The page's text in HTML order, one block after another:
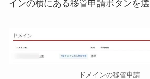
インの横にある移管申請ボタンを選
ドメインの移管申請